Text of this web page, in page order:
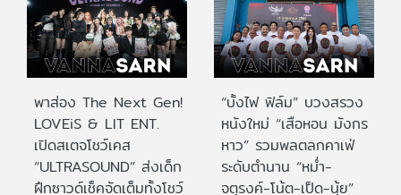
พาส่อง The Next Gen!
LOVEiS & LIT ENT.
เปิดสเตจโชว์เคส
“ULTRASOUND” ส่งเด็ก
ฝึกซาวด์เช็คจัดเต็มทั้งโชว์
“บั้งไฟ ฟิล์ม” บวงสรวง
หนังใหม่ “เสือหอน มังกร
หาว” รวมพลตลกคาเฟ่
ระดับตำนาน “หม่ำ-
จตุรงค์-โน้ต-เป็ด-นุ้ย”